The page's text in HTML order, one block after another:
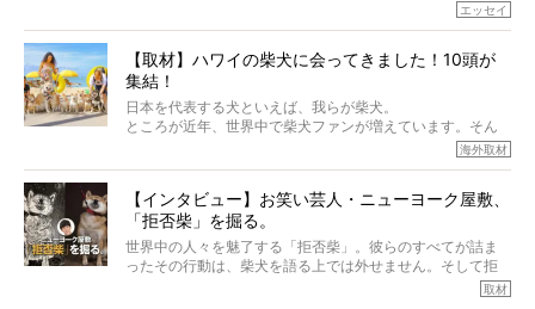
もちろん、犬種としての完成度がとてつもなく高い柴犬だ
でも、いざそれぞれの個体を見ていくと、丈夫で病気にも
なりにくい、とは言えないような気もするのです。
実際に「病気にならない」などということはないし、飼い
主はそのためにやるべきことがある。
今回は、柴犬に関わる方たちすべてに読んで欲しい、ある
ご本人からのレポートは、愛情たっぷりで示唆に富んだ物
語でした。
※文章はご本人の了承を得て編集しています
※画像はすべてイメージです
※この記事は個人の感想であり、効果・効能を示すものではありません
エッセイ
【取材】ハワイの柴犬に会ってきました！10頭が
集結！
日本を代表する犬といえば、我らが柴犬。
ところが近年、世界中で柴犬ファンが増えています。そん
な中「柴犬ライフ」が目をつけたのは、南の楽園ハワイ。
柴犬オーナーが多く、定期的にオフ会まで開催されている
そんな噂を聞きつけ、今回はハワイの柴犬たちを取材して
きました！
海外取材
【インタビュー】お笑い芸人・ニューヨーク屋敷、
「拒否柴」を掘る。
世界中の人々を魅了する「拒否柴」。彼らのすべてが詰ま
ったその行動は、柴犬を語る上では外せません。そして拒
否柴がここまで話題になるのは、“映える”ことも理由のひと
取材